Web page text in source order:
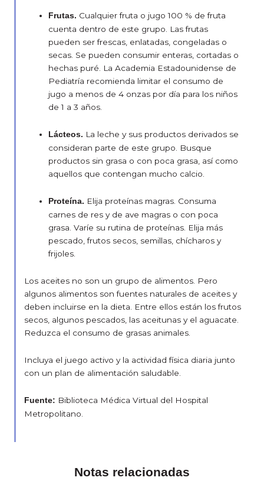
Frutas. Cualquier fruta o jugo 100 % de fruta
cuenta dentro de este grupo. Las frutas
pueden ser frescas, enlatadas, congeladas o
secas. Se pueden consumir enteras, cortadas o
hechas puré. La Academia Estadounidense de
Pediatría recomienda limitar el consumo de
jugo a menos de 4 onzas por día para los niños
de 1 a 3 años.
Lácteos. La leche y sus productos derivados se
consideran parte de este grupo. Busque
productos sin grasa o con poca grasa, así como
aquellos que contengan mucho calcio.
Proteína. Elija proteínas magras. Consuma
carnes de res y de ave magras o con poca
grasa. Varíe su rutina de proteínas. Elija más
pescado, frutos secos, semillas, chícharos y
frijoles.
Los aceites no son un grupo de alimentos. Pero
algunos alimentos son fuentes naturales de aceites y
deben incluirse en la dieta. Entre ellos están los frutos
secos, algunos pescados, las aceitunas y el aguacate.
Reduzca el consumo de grasas animales.
Incluya el juego activo y la actividad física diaria junto
con un plan de alimentación saludable.
Fuente: Biblioteca Médica Virtual del Hospital
Metropolitano.
Notas relacionadas